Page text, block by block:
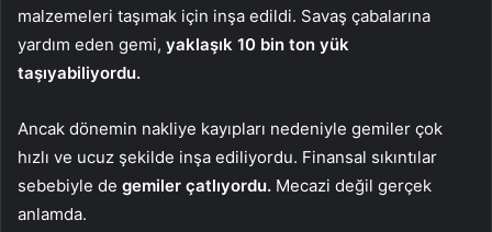
malzemeleri taşımak için inşa edildi. Savaş çabalarına
yardım eden gemi, yaklaşık 10 bin ton yük
taşıyabiliyordu.
Ancak dönemin nakliye kayıpları nedeniyle gemiler çok
hızlı ve ucuz şekilde inşa ediliyordu. Finansal sıkıntılar
sebebiyle de gemiler çatlıyordu. Mecazi değil gerçek
anlamda.